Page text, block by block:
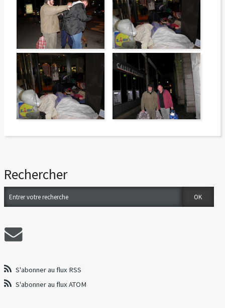
Rechercher
S'abonner au flux RSS
S'abonner au flux ATOM